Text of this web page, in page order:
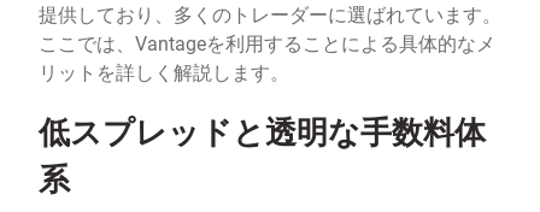
提供しており、多くのトレーダーに選ばれています。
ここでは、Vantageを利用することによる具体的なメ
リットを詳しく解説します。
低スプレッドと透明な手数料体
系